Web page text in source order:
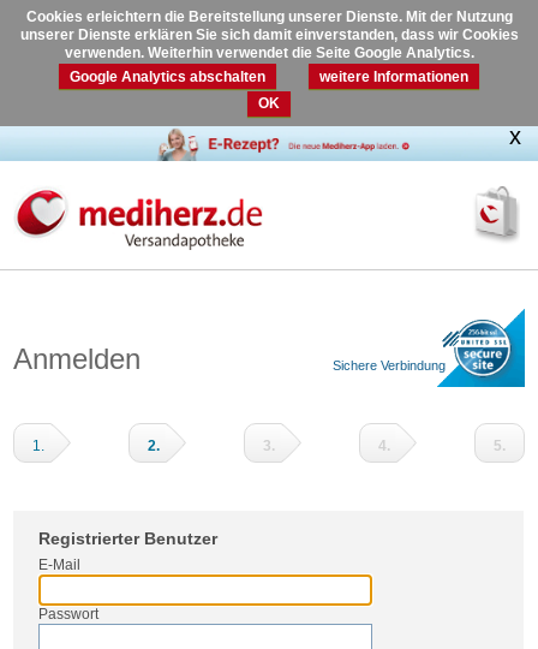
Cookies erleichtern die Bereitstellung unserer Dienste. Mit der Nutzung
unserer Dienste erklären Sie sich damit einverstanden, dass wir Cookies
verwenden. Weiterhin verwendet die Seite Google Analytics.
Google Analytics abschalten
weitere Informationen
OK
Anmelden Sichere Verbindung
1. 2. 3. 4. 5.
Registrierter Benutzer
E-Mail
Passwort